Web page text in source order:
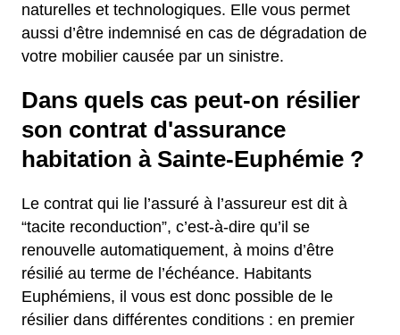
naturelles et technologiques. Elle vous permet
aussi d’être indemnisé en cas de dégradation de
votre mobilier causée par un sinistre.
Dans quels cas peut-on résilier
son contrat d'assurance
habitation à Sainte-Euphémie ?
Le contrat qui lie l’assuré à l’assureur est dit à
“tacite reconduction”, c’est-à-dire qu’il se
renouvelle automatiquement, à moins d’être
résilié au terme de l’échéance. Habitants
Euphémiens, il vous est donc possible de le
résilier dans différentes conditions : en premier